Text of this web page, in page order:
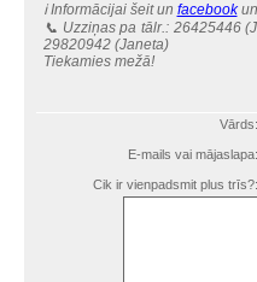
ℹ️ Informācijai šeit un facebookun
📞 Uzziņas pa tālr.: 26425446
29820942 (Janeta)
Tiekamies mežā!
Vārds:
E-mails vai mājaslapa:
Cik ir vienpadsmit plus trīs?: